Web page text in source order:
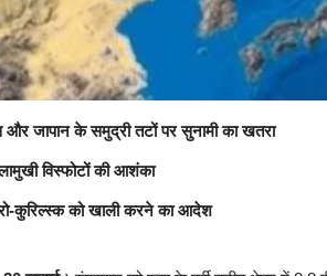
जापान के समुद्री तटों पर सुनामी का खतरा
विस्फोटों की आशंका
कुरिल्स्क को खाली करने का आदेश